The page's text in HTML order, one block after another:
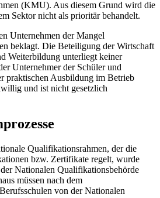
(KMU). Aus diesem Grund wird die
Sektor nicht als prioritär behandelt.
Unternehmen der Mangel
beklagt. Die Beteiligung der Wirtschaft
Weiterbildung unterliegt keiner
Unternehmer der Schüler und
praktischen Ausbildung im Betrieb
und ist nicht gesetzlich
Qualifikationsrahmen, der die
bzw. Zertifikate regelt, wurde
Nationalen Qualifikationsbehörde
müssen nach dem
von der Nationalen